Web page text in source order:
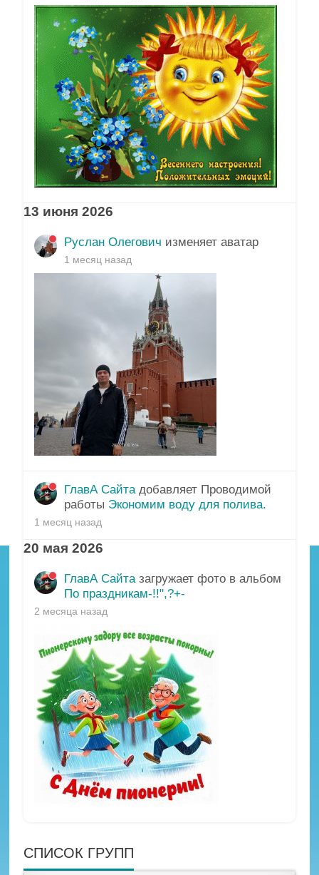
13 июня 2026
Руслан Олегович изменяет аватар
1 месяц назад
ГлавА Сайтадобавляет Проводимой
работы Экономим воду для полива.
1 месяц назад
20 мая 2026
ГлавА Сайтазагружает фото в альбом
По праздникам-!!",?+-
2 месяца назад
СПИСОК ГРУПП